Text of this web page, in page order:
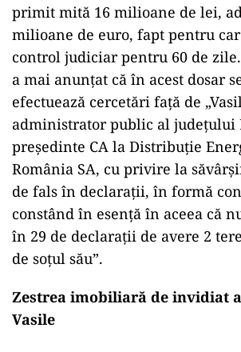
primit mită 16 milioane de lei,
milioane de euro, fapt pentru
control judiciar pentru 60 de
a mai anunțat că în acest dosar
efectuează cercetări față de
administrator public al județului
președinte CA la Distribuție
România SA, cu privire la
de fals în declarații, în formă
constând în esență în aceea că
în 29 de declarații de avere 2
de soțul său”.
Zestrea imobiliară de invidiat
Vasile